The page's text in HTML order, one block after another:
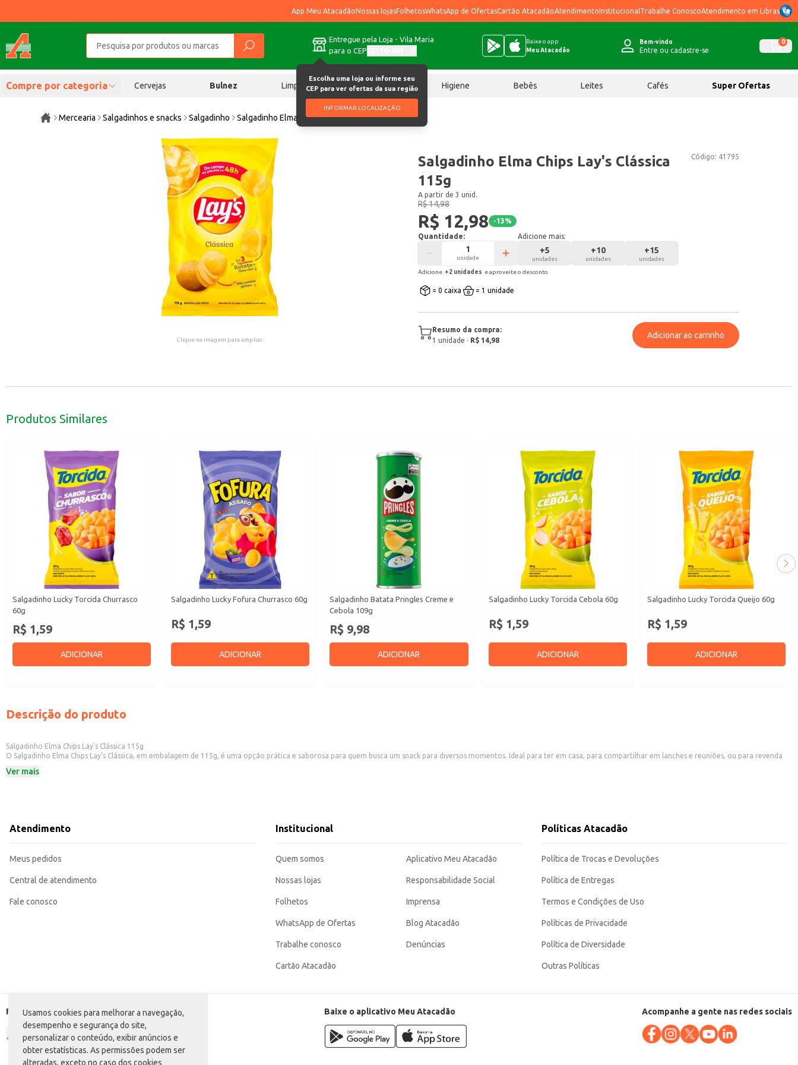
Usamos cookies para melhorar a navegação,
desempenho e segurança do site,
personalizar o conteúdo, exibir anúncios e
obter estatísticas. As permissões podem ser
alteradas, exceto no caso dos cookies
App Meu AtacadãoNossas lojasFolhetosWhatsApp de OfertasCartão AtacadãoAtendimentoInstitucional Trabalhe ConoscoAtendimento em Libras
Entregue pela Loja - Vila Maria
para o CEP
Escolha uma loja ou informe seu
CEP para ver ofertas da sua região
INFORMAR LOCALIZAÇÃO
Baixe o app
Meu Atacadão
Bem-vindo
Entre ou cadastre-se
0
Compre por categoria Cervejas Bulnez Limpeza Chocolates Higiene Bebês Leites Cafés Super Ofertas
Mercearia Salgadinhos e snacks Salgadinho Salgadinho Elma Chips Lay's Clássica 115g
Clique na imagem para ampliar.
Código: 41795
Salgadinho Elma Chips Lay's Clássica
115g
A partir de 3 unid.
R$ 14,98
R$ 12,98 -13%
Quantidade:
unidade
Adicione mais:
+5
unidades
+10
unidades
+15
unidades
Adicione +2 unidades e aproveite o desconto
= 0 caixa = 1 unidade
Resumo da compra:
1 unidade · R$ 14,98
Adicionar ao carrinho
Produtos Similares
Salgadinho Lucky Torcida Churrasco
60g
R$ 1,59
ADICIONAR
Salgadinho Lucky Fofura Churrasco 60g
R$ 1,59
ADICIONAR
Salgadinho Batata Pringles Creme e
Cebola 109g
R$ 9,98
ADICIONAR
Salgadinho Lucky Torcida Cebola 60g
R$ 1,59
ADICIONAR
Salgadinho Lucky Torcida Queijo 60g
R$ 1,59
ADICIONAR
Descrição do produto
Salgadinho Elma Chips Lay's Clássica 115g
O Salgadinho Elma Chips Lay's Clássica, em embalagem de 115g, é uma opção prática e saborosa para quem busca um snack para diversos momentos. Ideal para ter em casa, para compartilhar em lanches e reuniões, ou para revenda
Dicas de Uso:
Com o Salgadinho Elma Chips Lay's Clássica, você garante um produto reconhecido pela sua praticidade e sabor, perfeito para atender às necessidades dos seus clientes ou para o consumo próprio.
Ver mais
Atendimento
Meus pedidos
Central de atendimento
Fale conosco
Institucional
Quem somos
Nossas lojas
Folhetos
WhatsApp de Ofertas
Trabalhe conosco
Cartão Atacadão
Aplicativo Meu Atacadão
Responsabilidade Social
Imprensa
Blog Atacadão
Denúncias
Políticas Atacadão
Política de Trocas e Devoluções
Política de Entregas
Termos e Condições de Uso
Políticas de Privacidade
Política de Diversidade
Outras Políticas
Formas de pagamento Baixe o aplicativo Meu Atacadão Acompanhe a gente nas redes sociais